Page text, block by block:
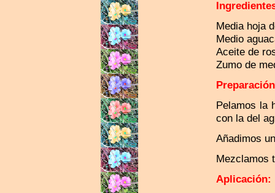
Media hoja
Medio
Aceite de
Zumo de
Pelamos la
con la del
Añadimos
Mezclamos
Aplicación: